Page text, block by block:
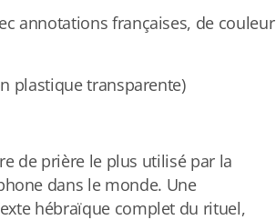
annotations françaises, de couleur
plastique transparente)
de prière le plus utilisé par la
dans le monde. Une
hébraïque complet du rituel,